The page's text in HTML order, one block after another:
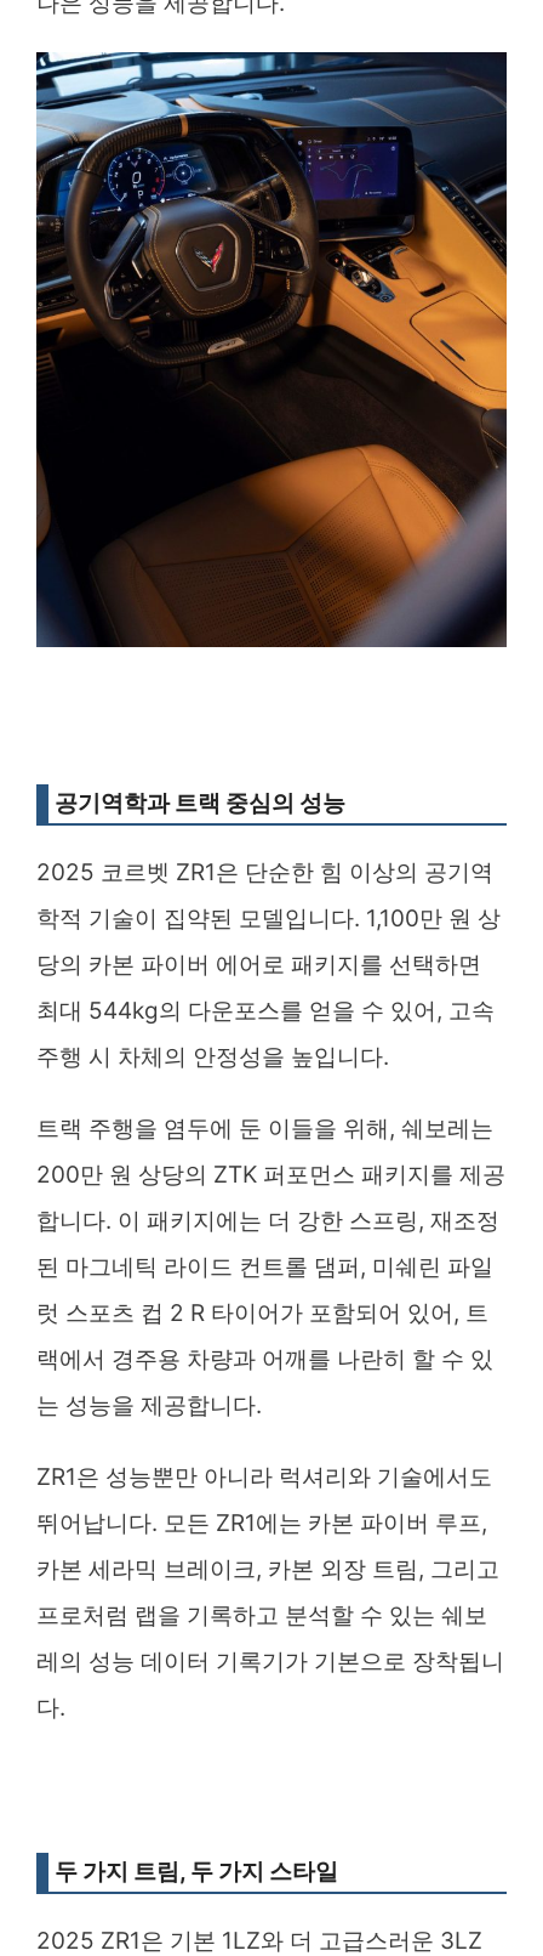
공기역학과 트랙 중심의 성능
2025 코르벳 ZR1은 단순한 힘 이상의 공기역
학적 기술이 집약된 모델입니다. 1,100만 원 상
당의 카본 파이버 에어로 패키지를 선택하면
최대 544kg의 다운포스를 얻을 수 있어, 고속
주행 시 차체의 안정성을 높입니다.
트랙 주행을 염두에 둔 이들을 위해, 쉐보레는
200만 원 상당의 ZTK 퍼포먼스 패키지를 제공
합니다. 이 패키지에는 더 강한 스프링, 재조정
된 마그네틱 라이드 컨트롤 댐퍼, 미쉐린 파일
럿 스포츠 컵 2 R 타이어가 포함되어 있어, 트
랙에서 경주용 차량과 어깨를 나란히 할 수 있
는 성능을 제공합니다.
ZR1은 성능뿐만 아니라 럭셔리와 기술에서도
뛰어납니다. 모든 ZR1에는 카본 파이버 루프,
카본 세라믹 브레이크, 카본 외장 트림, 그리고
프로처럼 랩을 기록하고 분석할 수 있는 쉐보
레의 성능 데이터 기록기가 기본으로 장착됩니
다.
두 가지 트림, 두 가지 스타일
2025 ZR1은 기본 1LZ와 더 고급스러운 3LZ